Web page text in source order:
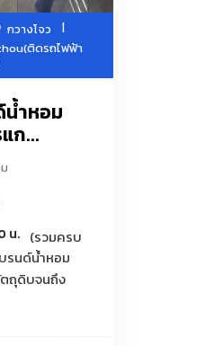
วร้อน/กาวอีพ็
ด/ไหมพรม/ร่ม
บเล็บแมว/ถุง
/กระเป๋าใส่
ดิน/กระถาง
กวางโจว
ติดรถไฟฟ้า
น้ำหอม
ก...
(รวมครบ
รนด์น้ำหอม
ถุดิบจนถึง